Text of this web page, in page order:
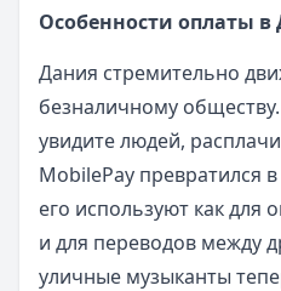
Особенности оплаты
Дания стремительно
безналичному
увидите людей,
MobilePay превратился
его используют как для
и для переводов между
уличные музыканты